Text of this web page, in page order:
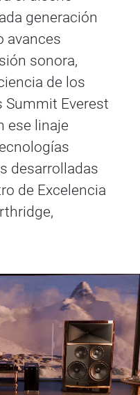
generación
avances
sonora,
de los
Summit Everest
ese linaje
desarrolladas
de Excelencia